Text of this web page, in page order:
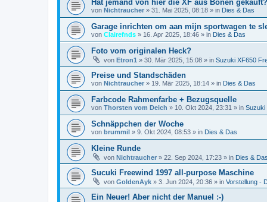
Hat jemand von hier die XF aus Bönen gekauft?
von Nichtraucher » 31. Mai 2025, 08:18 » in Dies & Das
Garage inrichten om aan mijn sportwagen te
von Clairefnds » 16. Apr 2025, 18:46 » in Dies & Das
Foto vom originalen Heck?
von Etron1 » 30. Mär 2025, 15:08 » in Suzuki XF650
Preise und Standschäden
von Nichtraucher » 19. Mär 2025, 18:14 » in Dies & Das
Farbcode Rahmenfarbe + Bezugsquelle
von Thorsten vom Deich » 10. Okt 2024, 23:31 » in Suzuki
Schnäppchen der Woche
von brummil » 9. Okt 2024, 08:53 » in Dies & Das
Kleine Runde
von Nichtraucher » 22. Sep 2024, 17:23 » in Dies & Das
Sucuki Freewind 1997 all-purpose Maschine
von GoldenAyk » 3. Jun 2024, 20:36 » in Vorstellung -
Ein Neuer! Aber nicht der Manuel :-)